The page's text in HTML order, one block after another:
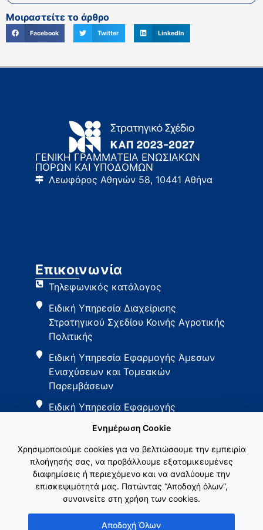
Μοιραστείτε το άρθρο
Facebook Twitter LinkedIn
ΓΕΝΙΚΗ ΓΡΑΜΜΑΤΕΙΑ ΕΝΩΣΙΑΚΩΝ
ΠΟΡΩΝ ΚΑΙ ΥΠΟΔΟΜΩΝ
Λεωφόρος Αθηνών 58, 10441 Αθήνα
Επικοινωνία
Τηλεφωνικός κατάλογος
Ειδική Υπηρεσία Διαχείρισης
Στρατηγικού Σχεδίου Κοινής Αγροτικής
Πολιτικής
Ειδική Υπηρεσία Εφαρμογής Άμεσων
Ενισχύσεων και Τομεακών
Παρεμβάσεων
Ειδική Υπηρεσία Εφαρμογής
Εθνικό Δίκτυο ΚΑΠ
Ενημέρωση Cookie
Χρησιμοποιούμε cookies για να βελτιώσουμε την εμπειρία
πλοήγησής σας, να προβάλλουμε εξατομικευμένες
διαφημίσεις ή περιεχόμενο και να αναλύουμε την
επισκεψιμότητά μας. Πατώντας “Αποδοχή όλων”,
συναινείτε στη χρήση των cookies.
Αποδοχή Όλων